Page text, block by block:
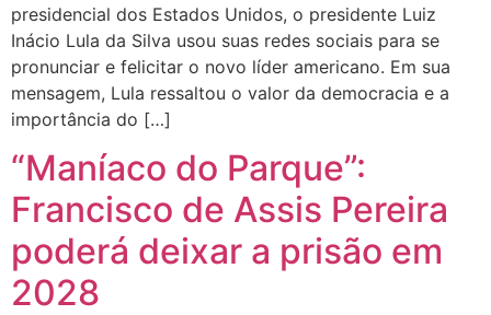
presidencial dos Estados Unidos, o presidente Luiz
Inácio Lula da Silva usou suas redes sociais para se
pronunciar e felicitar o novo líder americano. Em sua
mensagem, Lula ressaltou o valor da democracia e a
importância do […]
“Maníaco do Parque”:
Francisco de Assis Pereira
poderá deixar a prisão em
2028